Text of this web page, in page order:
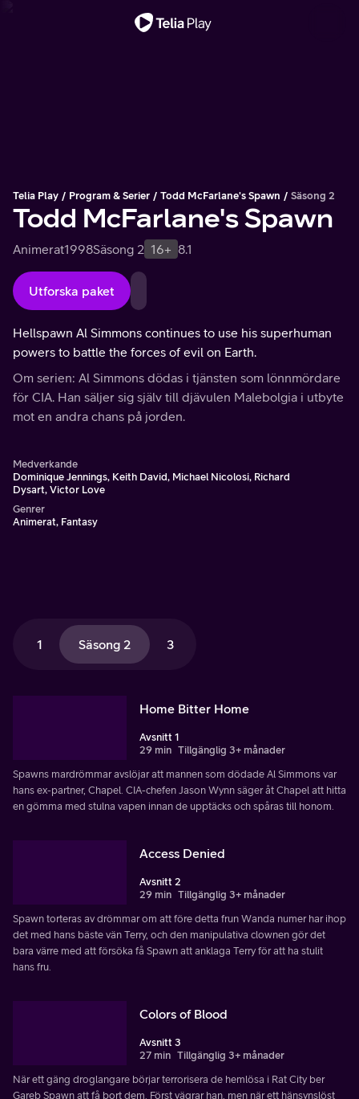
Telia Play Program & Serier Todd McFarlane's Spawn Säsong 2
Todd McFarlane's Spawn
Animerat1998Säsong 2 16+ 8.1
Utforska paket
Hellspawn Al Simmons continues to use his superhuman
powers to battle the forces of evil on Earth.
Om serien: Al Simmons dödas i tjänsten som lönnmördare
för CIA. Han säljer sig själv till djävulen Malebolgia i utbyte
mot en andra chans på jorden.
Medverkande
Dominique Jennings, Keith David, Michael Nicolosi, Richard
Dysart, Victor Love
Genrer
Animerat, Fantasy
1 Säsong 2 3
Home Bitter Home
Avsnitt 1
29 min Tillgänglig 3+ månader
Spawns mardrömmar avslöjar att mannen som dödade Al Simmons var
hans ex-partner, Chapel. CIA-chefen Jason Wynn säger åt Chapel att hitta
en gömma med stulna vapen innan de upptäcks och spåras till honom.
Access Denied
Avsnitt 2
29 min Tillgänglig 3+ månader
Spawn torteras av drömmar om att före detta frun Wanda numer har ihop
det med hans bäste vän Terry, och den manipulativa clownen gör det
bara värre med att försöka få Spawn att anklaga Terry för att ha stulit
hans fru.
Colors of Blood
Avsnitt 3
27 min Tillgänglig 3+ månader
När ett gäng droglangare börjar terrorisera de hemlösa i Rat City ber
Gareb Spawn att få bort dem. Först vägrar han, men när ett hänsynslöst